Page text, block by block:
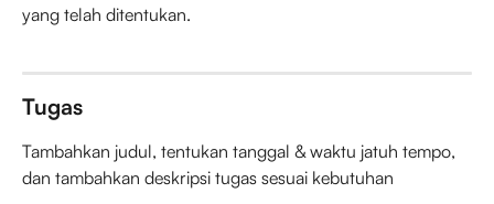
yang telah ditentukan.
Tugas
Tambahkan judul, tentukan tanggal & waktu jatuh tempo,
dan tambahkan deskripsi tugas sesuai kebutuhan